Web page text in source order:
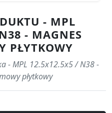
- MPL
- MAGNES
PŁYTKOWY
- MPL 12.5x12.5x5 / N38 -
płytkowy